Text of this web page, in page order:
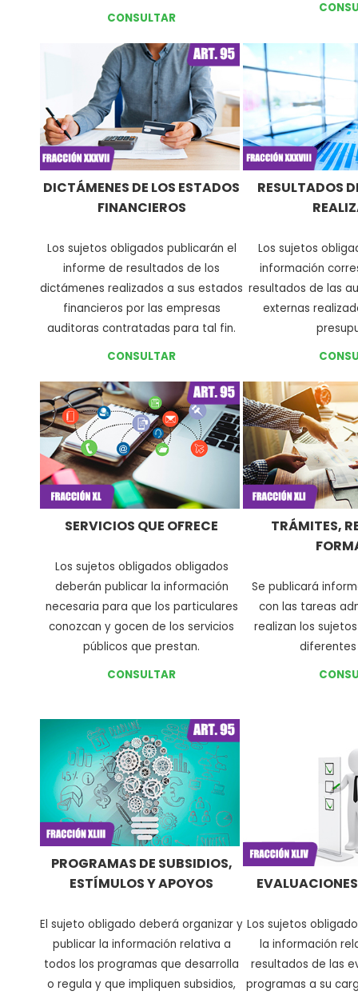
CONSULTAR
DICTÁMENES DE LOS ESTADOS
FINANCIEROS
Los sujetos obligados publicarán el
informe de resultados de los
dictámenes realizados a sus estados
financieros por las empresas
auditoras contratadas para tal fin.
CONSULTAR
RESULTADOS
Los sujetos
información
resultados de las
externas
SERVICIOS QUE OFRECE
Los sujetos obligados obligados
deberán publicar la información
necesaria para que los particulares
conozcan y gocen de los servicios
públicos que prestan.
CONSULTAR
TRÁMITES,
Se publicará
con las tareas
realizan los
PROGRAMAS DE SUBSIDIOS,
ESTÍMULOS Y APOYOS
El sujeto obligado deberá organizar y
publicar la información relativa a
todos los programas que desarrolla
o regula y que impliquen subsidios,
Los sujetos
la información
resultados de las
programas a su